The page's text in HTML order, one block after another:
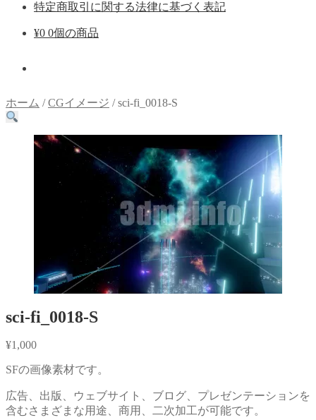
特定商取引に関する法律に基づく表記
¥0 0個の商品
ホーム /CGイメージ /sci-fi_0018-S
sci-fi_0018-S
¥1,000
SFの画像素材です。
広告、出版、ウェブサイト、ブログ、プレゼンテーションを
含むさまざまな用途、商用、二次加工が可能です。